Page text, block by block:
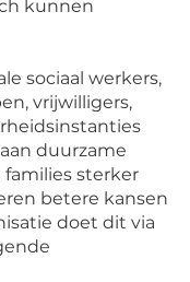
kunnen
sociaal werkers,
vrijwilligers,
duurzame
sterker
betere kansen
doet dit via